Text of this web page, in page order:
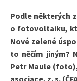
Podle některých
o fotovoltaiku,
Nové zelené
to něčím jiným?
Petr Maule